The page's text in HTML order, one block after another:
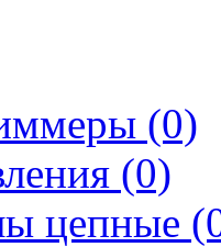
(0)
(0)
цепные